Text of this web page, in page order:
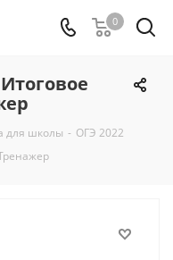
0
для школы - ОГЭ 2022